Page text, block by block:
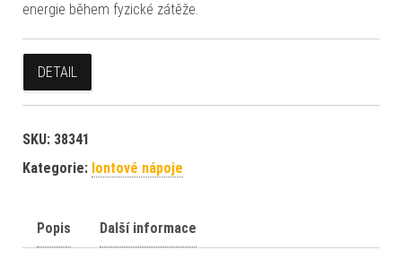
energie během fyzické zátěže.
DETAIL
SKU: 38341
Kategorie: Iontové nápoje
Popis Další informace